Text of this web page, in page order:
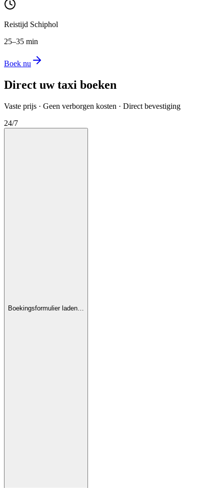
Reistijd Schiphol
25–35 min
Boek nu
Direct uw taxi boeken
Vaste prijs · Geen verborgen kosten · Direct bevestiging
24/7
Boekingsformulier laden…